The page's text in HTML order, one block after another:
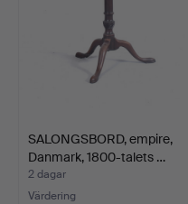
SALONGSBORD, empire,
Danmark, 1800-talets …
2 dagar
Värdering